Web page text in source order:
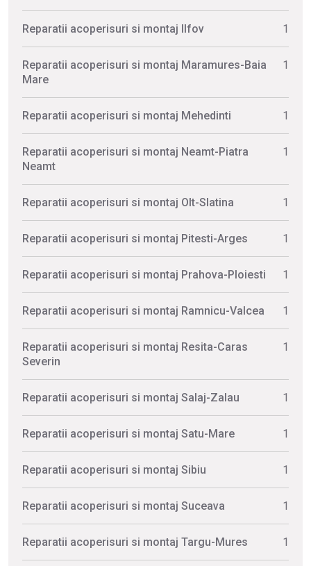
Reparatii acoperisuri si montaj Ilfov 1
Reparatii acoperisuri si montaj Maramures-Baia
Mare
1
Reparatii acoperisuri si montaj Mehedinti 1
Reparatii acoperisuri si montaj Neamt-Piatra
Neamt
1
Reparatii acoperisuri si montaj Olt-Slatina 1
Reparatii acoperisuri si montaj Pitesti-Arges 1
Reparatii acoperisuri si montaj Prahova-Ploiesti 1
Reparatii acoperisuri si montaj Ramnicu-Valcea 1
Reparatii acoperisuri si montaj Resita-Caras
Severin
1
Reparatii acoperisuri si montaj Salaj-Zalau 1
Reparatii acoperisuri si montaj Satu-Mare 1
Reparatii acoperisuri si montaj Sibiu 1
Reparatii acoperisuri si montaj Suceava 1
Reparatii acoperisuri si montaj Targu-Mures 1